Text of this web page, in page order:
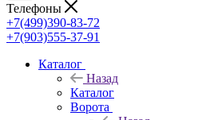
Телефоны
+7(499)390-83-72
+7(903)555-37-91
Каталог
Назад
Каталог
Ворота